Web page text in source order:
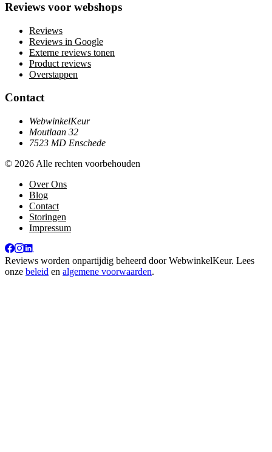
Reviews voor webshops
Reviews
Reviews in Google
Externe reviews tonen
Product reviews
Overstappen
Contact
WebwinkelKeur
Moutlaan 32
7523 MD Enschede
© 2026 Alle rechten voorbehouden
Over Ons
Blog
Contact
Storingen
Impressum
Reviews worden onpartijdig beheerd doorWebwinkelKeur. Lees
onze beleid en algemene voorwaarden.